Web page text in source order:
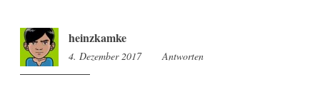
heinzkamke
4. Dezember 2017 20:01
Antworten